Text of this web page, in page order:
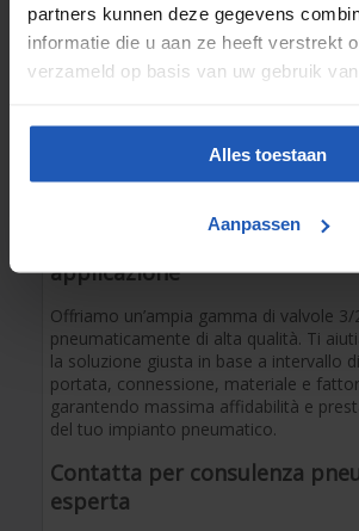
partners kunnen deze gegevens
informatie die u aan ze heeft verstrekt
verzameld op basis van uw gebruik
Alles toestaan
Aanpassen
Costruzione di macchine
Automazione di produzione e
Applicazioni di trasporto e
Per chi cerca affidabilità e alte
di alta qualità offrono la soluzione
Trova la valvola 3/2 giusta per
applicazione
Offriamo un’ampia gamma di valvole
pneumaticamente di alta qualità. Ti
la soluzione giusta in base a intervallo
portata, connessione, materiale e
garantendo massima affidabilità e
del tuo impianto pneumatico.
Contatta per consulenza
esperta